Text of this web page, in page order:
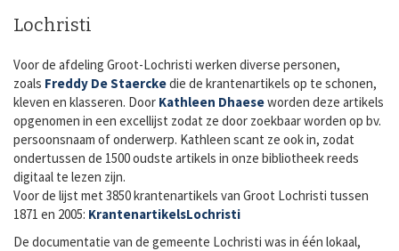
Lochristi
Voor de afdeling Groot-Lochristi werken diverse personen,
zoals Freddy De Staerckedie de krantenartikels op te schonen,
kleven en klasseren. Door Kathleen Dhaeseworden deze artikels
opgenomen in een excellijst zodat ze door zoekbaar worden op bv.
persoonsnaam of onderwerp. Kathleen scant ze ook in, zodat
ondertussen de 1500 oudste artikels in onze bibliotheek reeds
digitaal te lezen zijn.
Voor de lijst met 3850 krantenartikels van Groot Lochristi tussen
1871 en 2005: KrantenartikelsLochristi
De documentatie van de gemeente Lochristi was in één lokaal,